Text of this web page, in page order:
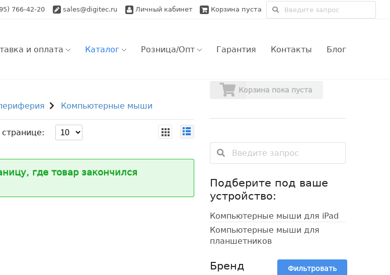
766-42-20 sales@digitec.ru Личный кабинет Корзина пуста
и оплата
Самовывоз
Доставка по Москве
Доставка по Московской области
Доставка по России
заказ
Доставка по Москве
Каталог Розница/Опт
Розничный заказ
Оптовый заказ
Apple оптом
Гарантия
Обмен и возврат
Контакты Блог
Компьютерные мыши
где товар закончился
Корзина пока пуста
Подберите под ваше
устройство:
Компьютерные мыши для iPad
Компьютерные мыши для
планшетников
Фильтровать
Бренд